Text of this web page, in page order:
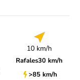
10 km/h
Rafales30 km/h
>85 km/h